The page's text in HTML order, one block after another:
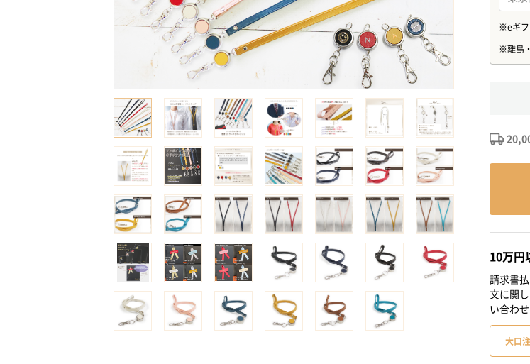
10万円
請求書
文に関
い合わせ
大口